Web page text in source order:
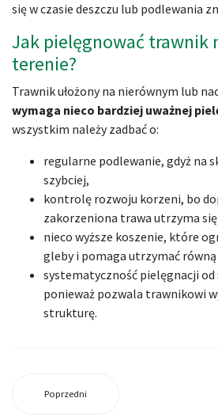
się w czasie deszczu lub podlewania
Jak pielęgnować trawnik
terenie?
Trawnik ułożony na nierównym lub
wymaga nieco bardziej uważnej
wszystkim należy zadbać o:
regularne podlewanie, gdyż na
szybciej,
kontrolę rozwoju korzeni, bo
zakorzeniona trawa utrzyma
nieco wyższe koszenie, które
gleby i pomaga utrzymać
systematyczność pielęgnacji
ponieważ pozwala trawnikowi
strukturę.
Poprzedni